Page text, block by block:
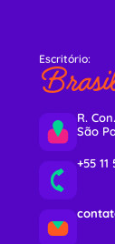
Escritório:
R.
São
+55 11